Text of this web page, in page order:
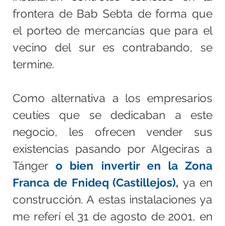
frontera de Bab Sebta de forma que
el porteo de mercancías que para el
vecino del sur es contrabando, se
termine.
Como alternativa a los empresarios
ceutíes que se dedicaban a este
negocio, les ofrecen vender sus
existencias pasando por Algeciras a
Tánger o bien invertir en la Zona
Franca de Fnideq (Castillejos), ya en
construcción. A estas instalaciones ya
me referí el 31 de agosto de 2001, en